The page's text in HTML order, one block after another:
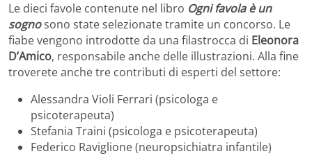
Le dieci favole contenute nel libro Ogni favola è un
sognosono state selezionate tramite un concorso. Le
fiabe vengono introdotte da una filastrocca di Eleonora
D’Amico, responsabile anche delle illustrazioni. Alla fine
troverete anche tre contributi di esperti del settore:
Alessandra Violi Ferrari (psicologa e
psicoterapeuta)
Stefania Traini (psicologa e psicoterapeuta)
Federico Raviglione (neuropsichiatra infantile)